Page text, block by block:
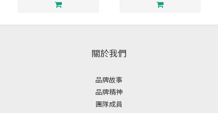
關於我們
品牌故事
品牌精神
團隊成員